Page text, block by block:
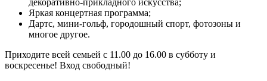
Яркая концертная программа;
Дартс, мини-гольф, городошный спорт, фотозоны и
многое другое.
Приходите всей семьей с 11.00 до 16.00 в субботу и
воскресенье! Вход свободный!